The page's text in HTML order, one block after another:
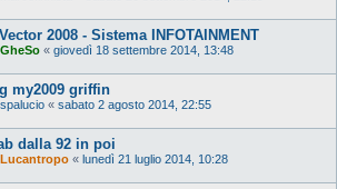
2008 - Sistema INFOTAINMENT
GheSo « giovedì 18 settembre 2014, 13:48
my2009 griffin
spalucio « sabato 2 agosto 2014, 22:55
dalla 92 in poi
Lucantropo « lunedì 21 luglio 2014, 10:28